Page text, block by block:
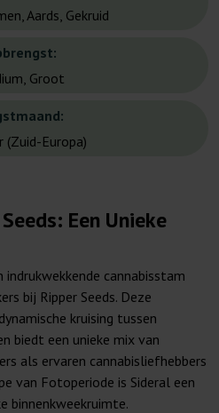
Aards, Gekruid
Groot
(Zuid-Europa)
Een Unieke
indrukwekkende cannabisstam
bij Ripper Seeds. Deze
kruising tussen
biedt een unieke mix van
als ervaren cannabisliefhebbers
van Fotoperiode is Sideral een
binnenkweekruimte.